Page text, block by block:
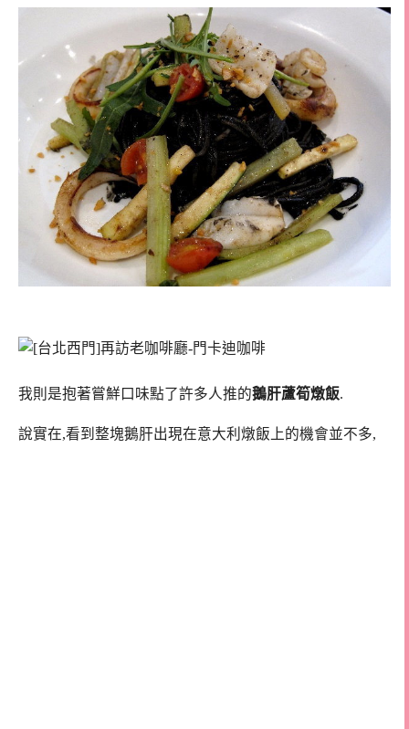
我則是抱著嘗鮮口味點了許多人推的鵝肝蘆筍燉飯.
說實在,看到整塊鵝肝出現在意大利燉飯上的機會並不多,